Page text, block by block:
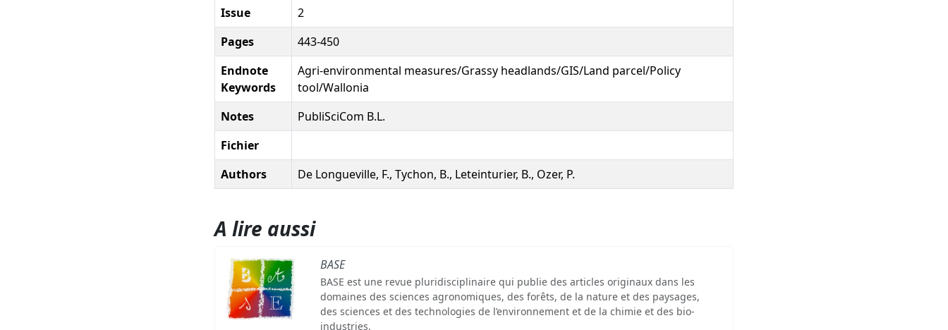
Issue
2
Pages
443-450
Endnote
Keywords
Agri-environmental measures/Grassy headlands/GIS/Land parcel/Policy
tool/Wallonia
Notes
PubliSciCom B.L.
Fichier
Authors
De Longueville, F., Tychon, B., Leteinturier, B., Ozer, P.
A lire aussi
BASE
BASE est une revue pluridisciplinaire qui publie des articles originaux dans les
domaines des sciences agronomiques, des forêts, de la nature et des paysages,
des sciences et des technologies de l’environnement et de la chimie et des bio-
industries.